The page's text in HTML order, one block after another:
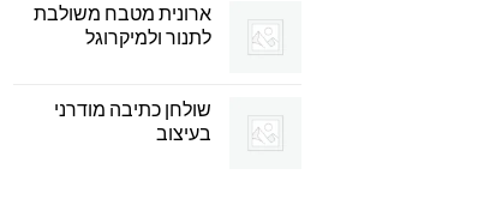
ארונית מטבח משולבת
לתנור ולמיקרוגל
שולחן כתיבה מודרני
בעיצוב